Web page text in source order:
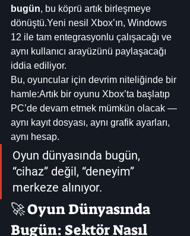
bugün, bu köprü artık birleşmeye
dönüştü.Yeni nesil Xbox’ın, Windows
12 ile tam entegrasyonlu çalışacağı ve
aynı kullanıcı arayüzünü paylaşacağı
iddia ediliyor.
Bu, oyuncular için devrim niteliğinde bir
hamle:Artık bir oyunu Xbox’ta başlatıp
PC’de devam etmek mümkün olacak —
aynı kayıt dosyası, aynı grafik ayarları,
aynı hesap.
Oyun dünyasında bugün,
“cihaz” değil, “deneyim”
merkeze alınıyor.
🚀 Oyun Dünyasında
Bugün: Sektör Nasıl